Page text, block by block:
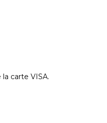
carte VISA.